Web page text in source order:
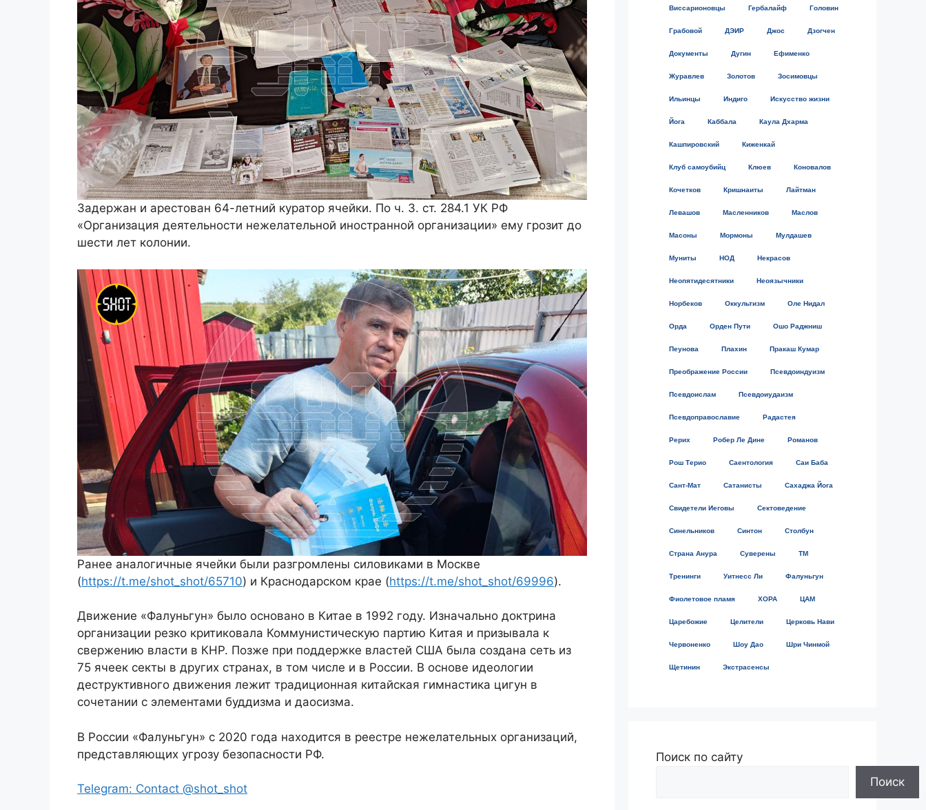
Задержан и арестован 64-летний куратор ячейки. По ч. 3. ст. 284.1 УК РФ
«Организация деятельности нежелательной иностранной организации» ему грозит до
шести лет колонии.
Ранее аналогичные ячейки были разгромлены силовиками в Москве
(https://t.me/shot_shot/65710) и Краснодарском крае (https://t.me/shot_shot/69996).
Движение «Фалуньгун» было основано в Китае в 1992 году. Изначально доктрина
организации резко критиковала Коммунистическую партию Китая и призывала к
свержению власти в КНР. Позже при поддержке властей США была создана сеть из
75 ячеек секты в других странах, в том числе и в России. В основе идеологии
деструктивного движения лежит традиционная китайская гимнастика цигун в
сочетании с элементами буддизма и даосизма.
В России «Фалуньгун» с 2020 года находится в реестре нежелательных организаций,
представляющих угрозу безопасности РФ.
Telegram: Contact @shot_shot
Виссарионовцы Гербалайф Головин
Грабовой ДЭИР Джос Дзогчен
Документы Дугин Ефименко
Журавлев Золотов Зосимовцы
Ильинцы Индиго Искусство жизни
Йога Каббала Каула Дхарма
Кашпировский Киженкай
Клуб самоубийц Клюев Коновалов
Кочетков Кришнаиты Лайтман
Левашов Масленников Маслов
Масоны Мормоны Мулдашев
Муниты НОД Некрасов
Неопятидесятники Неоязычники
Норбеков Оккультизм Оле Нидал
Орда Орден Пути Ошо Раджниш
Пеунова Плахин Пракаш Кумар
Преображение России Псевдоиндуизм
Псевдоислам Псевдоиудаизм
Псевдоправославие Радастея
Рерих Робер Ле Дине Романов
Рош Терио Саентология Саи Баба
Сант-Мат Сатанисты Сахаджа Йога
Свидетели Иеговы Сектоведение
Синельников Синтон Столбун
Страна Анура Суверены ТМ
Тренинги Уитнесс Ли Фалуньгун
Фиолетовое пламя ХОРА ЦАМ
Царебожие Целители Церковь Нави
Червоненко Шоу Дао Шри Чинмой
Щетинин Экстрасенсы
Поиск по сайту
Поиск